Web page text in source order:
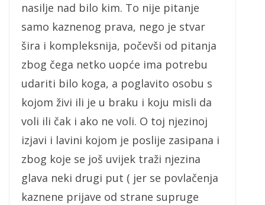
nasilje nad bilo kim. To nije pitanje
samo kaznenog prava, nego je stvar
šira i kompleksnija, počevši od pitanja
zbog čega netko uopće ima potrebu
udariti bilo koga, a poglavito osobu s
kojom živi ili je u braku i koju misli da
voli ili čak i ako ne voli. O toj njezinoj
izjavi i lavini kojom je poslije zasipana i
zbog koje se još uvijek traži njezina
glava neki drugi put ( jer se povlačenja
kaznene prijave od strane supruge